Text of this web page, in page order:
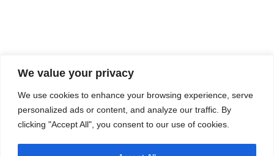
We value your privacy
We use cookies to enhance your browsing experience, serve
personalized ads or content, and analyze our traffic. By
clicking "Accept All", you consent to our use of cookies.